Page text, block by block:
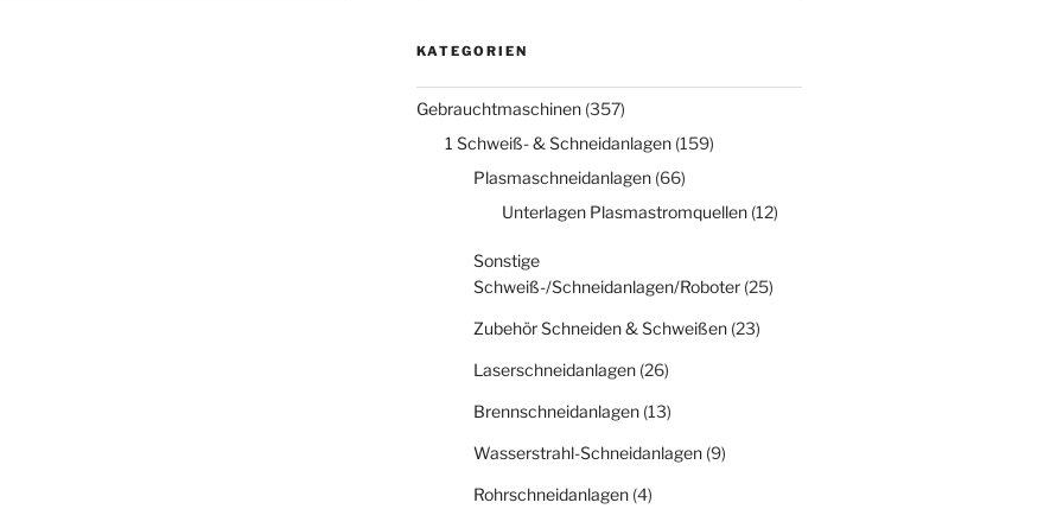
KATEGORIEN
Gebrauchtmaschinen(357)
1 Schweiß- & Schneidanlagen(159)
Plasmaschneidanlagen(66)
Unterlagen Plasmastromquellen(12)
Sonstige
Schweiß-/Schneidanlagen/Roboter(25)
Zubehör Schneiden & Schweißen(23)
Laserschneidanlagen(26)
Brennschneidanlagen(13)
Wasserstrahl-Schneidanlagen(9)
Rohrschneidanlagen(4)